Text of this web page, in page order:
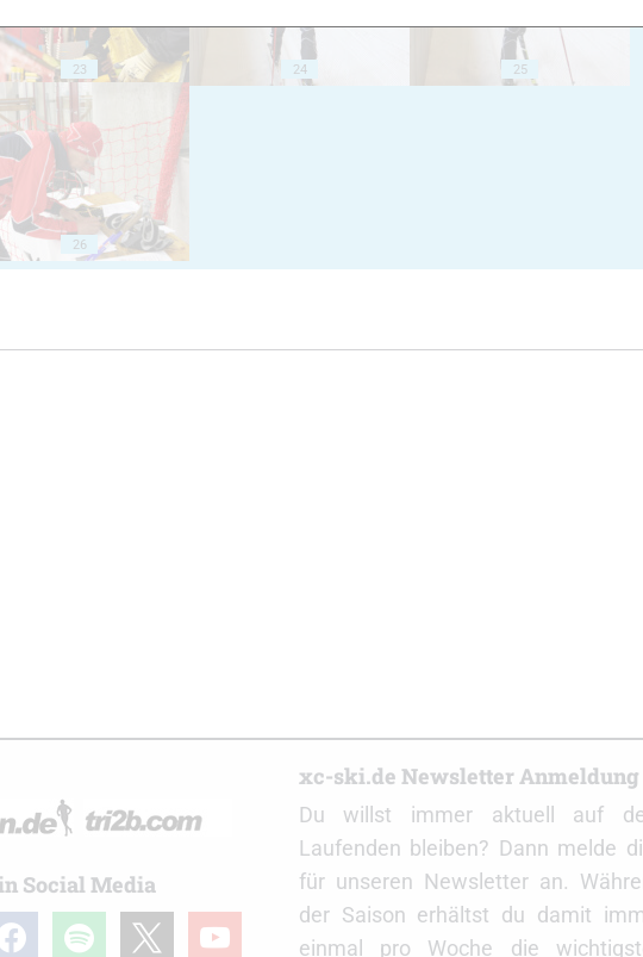
23 24 25
26
Social Media
spotify youtube
xc-ski.de Newsletter Anmeldung
Du willst immer aktuell auf
Laufenden bleiben? Dann melde
für unseren Newsletter an.
der Saison erhältst du damit
einmal pro Woche die